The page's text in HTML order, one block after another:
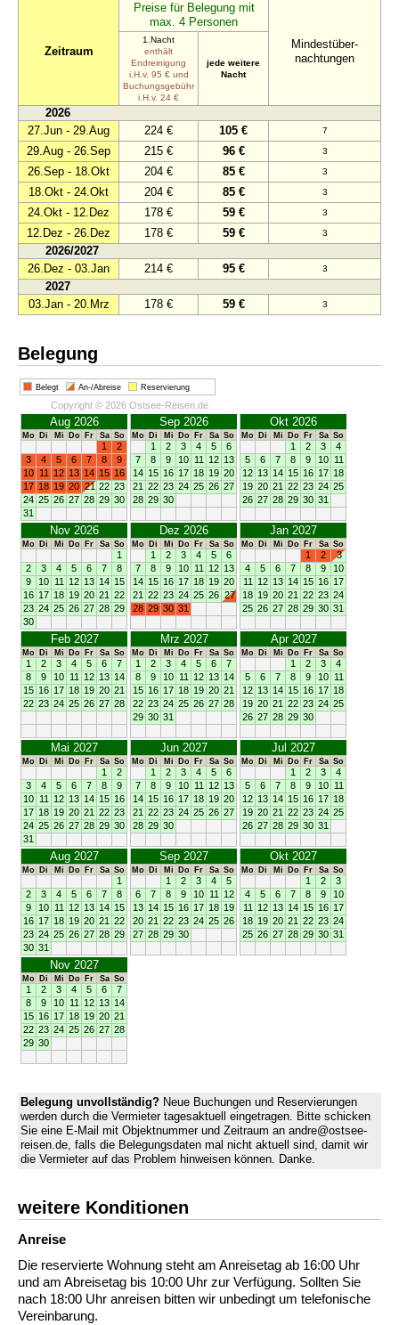
Zeitraum
Preise für Belegung mit
max. 4 Personen
Mindestüber-
nachtungen
1.Nacht
enthält
Endreinigung
i.H.v. 95 € und
Buchungsgebühr
i.H.v. 24 €
jede weitere
Nacht
2026
27.Jun - 29.Aug
224 € 105 € 7
29.Aug - 26.Sep 215 € 96 € 3
26.Sep - 18.Okt 204 € 85 € 3
18.Okt - 24.Okt 204 € 85 € 3
24.Okt - 12.Dez 178 € 59 € 3
12.Dez - 26.Dez 178 € 59 € 3
2026/2027
26.Dez - 03.Jan
214 € 95 € 3
2027
03.Jan - 20.Mrz
178 € 59 € 3
Belegung
Belegt An-/Abreise Reservierung
Copyright © 2026 Ostsee-Reisen.de
Aug 2026
Mo Di Mi Do Fr Sa So
1
2
3
4 5 6 7 8
9
10 11 12 13 14 15 16
17 18 19 20 21 22 23
24 25 26 27 28 29 30
31
Sep 2026
Mo Di Mi Do Fr Sa So
1 2 3 4 5
6
7
8 9 10 11 12 13
14 15 16 17 18 19 20
21 22 23 24 25 26 27
28 29 30
Okt 2026
Mo Di Mi Do Fr Sa So
1 2 3
4
5
6 7 8 9 10 11
12 13 14 15 16 17 18
19 20 21 22 23 24 25
26 27 28 29 30 31
Nov 2026
Mo Di Mi Do Fr Sa So
1
2
3 4 5 6 7
8
9
10 11 12 13 14 15
16 17 18 19 20 21 22
23 24 25 26 27 28 29
30
Dez 2026
Mo Di Mi Do Fr Sa So
1 2 3 4 5
6
7
8 9 10 11 12 13
14 15 16 17 18 19 20
21 22 23 24 25 26 27
28 29 30 31
Jan 2027
Mo Di Mi Do Fr Sa So
1 2
3
4
5 6 7 8 9
10
11
12 13 14 15 16 17
18 19 20 21 22 23 24
25 26 27 28 29 30 31
Feb 2027
Mo Di Mi Do Fr Sa So
1 2 3 4 5 6
7
8
9 10 11 12 13 14
15 16 17 18 19 20 21
22 23 24 25 26 27 28
Mrz 2027
Mo Di Mi Do Fr Sa So
1 2 3 4 5 6
7
8
9 10 11 12 13 14
15 16 17 18 19 20 21
22 23 24 25 26 27 28
29 30 31
Apr 2027
Mo Di Mi Do Fr Sa So
1 2 3
4
5
6 7 8 9 10 11
12 13 14 15 16 17 18
19 20 21 22 23 24 25
26 27 28 29 30
Mai 2027
Mo Di Mi Do Fr Sa So
1
2
3
4 5 6 7 8
9
10 11 12 13 14 15 16
17 18 19 20 21 22 23
24 25 26 27 28 29 30
31
Jun 2027
Mo Di Mi Do Fr Sa So
1 2 3 4 5
6
7
8 9 10 11 12 13
14 15 16 17 18 19 20
21 22 23 24 25 26 27
28 29 30
Jul 2027
Mo Di Mi Do Fr Sa So
1 2 3
4
5
6 7 8 9 10 11
12 13 14 15 16 17 18
19 20 21 22 23 24 25
26 27 28 29 30 31
Aug 2027
Mo Di Mi Do Fr Sa So
1
2
3 4 5 6 7
8
9
10 11 12 13 14 15
16 17 18 19 20 21 22
23 24 25 26 27 28 29
30 31
Sep 2027
Mo Di Mi Do Fr Sa So
1 2 3 4
5
6
7 8 9 10 11
12
13 14 15 16 17 18 19
20 21 22 23 24 25 26
27 28 29 30
Okt 2027
Mo Di Mi Do Fr Sa So
1 2
3
4
5 6 7 8 9
10
11
12 13 14 15 16 17
18 19 20 21 22 23 24
25 26 27 28 29 30 31
Nov 2027
Mo Di Mi Do Fr Sa So
1 2 3 4 5 6
7
8
9 10 11 12 13 14
15 16 17 18 19 20 21
22 23 24 25 26 27 28
29 30
Belegung unvollständig? Neue Buchungen und Reservierungen
werden durch die Vermieter tagesaktuell eingetragen. Bitte schicken
Sie eine E-Mail mit Objektnummer und Zeitraum an andre@ostsee-
reisen.de, falls die Belegungsdaten mal nicht aktuell sind, damit wir
die Vermieter auf das Problem hinweisen können. Danke.
weitere Konditionen
Anreise
Die reservierte Wohnung steht am Anreisetag ab 16:00 Uhr
und am Abreisetag bis 10:00 Uhr zur Verfügung. Sollten Sie
nach 18:00 Uhr anreisen bitten wir unbedingt um telefonische
Vereinbarung.